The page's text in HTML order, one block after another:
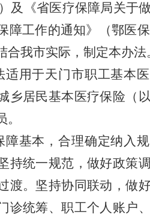
及 《省医疗保障局关于
障工作的通知》（鄂医
合我市实际，制定本办法
适用于天门市职工基本
乡居民基本医疗保险（
障基本，合理确定纳入
持统一规范，做好政策
渡。坚持协同联动，做
诊统筹、职工个人账户